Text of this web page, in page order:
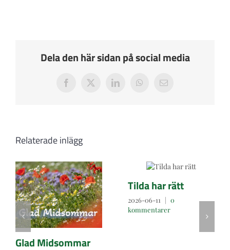
Dela den här sidan på social media
Facebook
X LinkedInWhatsApp
E-
Relaterade inlägg
Glad Midsommar
Tilda har rätt
2026-06-11 | 0
kommentarer